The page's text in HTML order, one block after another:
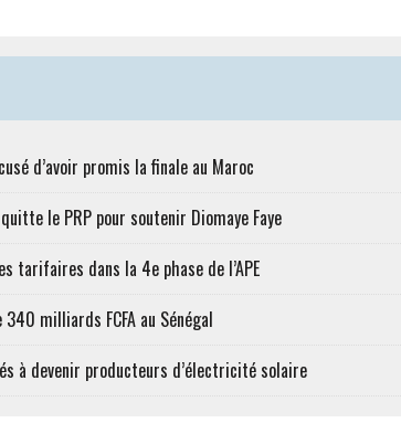
d’avoir promis la finale au Maroc
le PRP pour soutenir Diomaye Faye
tarifaires dans la 4e phase de l’APE
milliards FCFA au Sénégal
à devenir producteurs d’électricité solaire